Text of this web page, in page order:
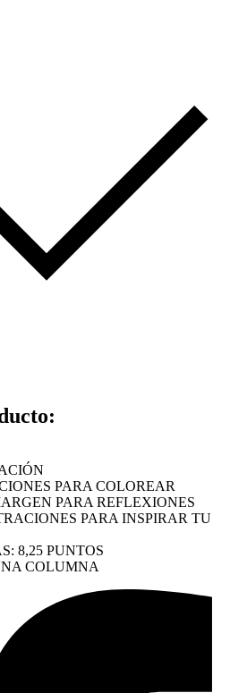
:
PARA COLOREAR
PARA REFLEXIONES
PARA INSPIRAR TU
8,25 PUNTOS
COLUMNA